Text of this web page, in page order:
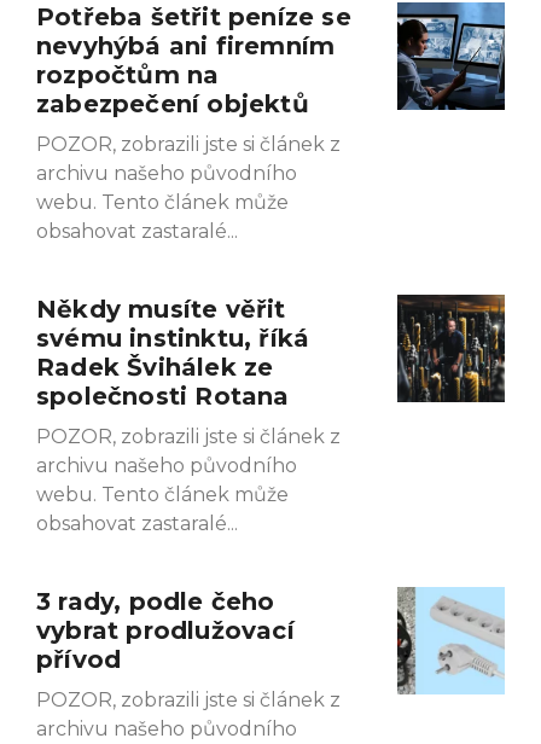
Potřeba šetřit peníze se
nevyhýbá ani firemním
rozpočtům na
zabezpečení objektů
POZOR, zobrazili jste si článek z
archivu našeho původního
webu. Tento článek může
obsahovat zastaralé
Někdy musíte věřit
svému instinktu, říká
Radek Švihálek ze
společnosti Rotana
POZOR, zobrazili jste si článek z
archivu našeho původního
webu. Tento článek může
obsahovat zastaralé
3 rady, podle čeho
vybrat prodlužovací
přívod
POZOR, zobrazili jste si článek z
archivu našeho původního